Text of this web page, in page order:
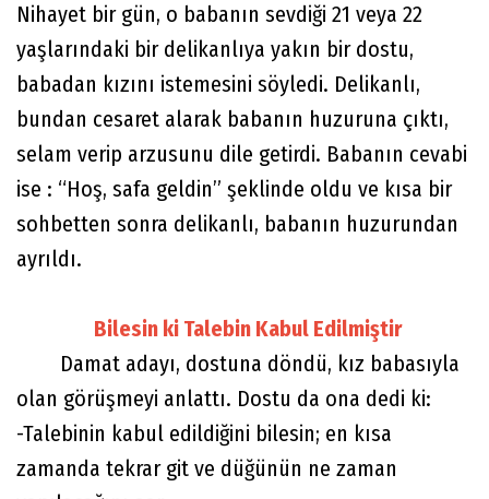
Nihayet bir gün, o babanın sevdiği 21 veya 22
yaşlarındaki bir delikanlıya yakın bir dostu,
babadan kızını istemesini söyledi. Delikanlı,
bundan cesaret alarak babanın huzuruna çıktı,
selam verip arzusunu dile getirdi. Babanın cevabi
ise : “Hoş, safa geldin” şeklinde oldu ve kısa bir
sohbetten sonra delikanlı, babanın huzurundan
ayrıldı.
Bilesin ki Talebin Kabul Edilmiştir
Damat adayı, dostuna döndü, kız babasıyla
olan görüşmeyi anlattı. Dostu da ona dedi ki:
-Talebinin kabul edildiğini bilesin; en kısa
zamanda tekrar git ve düğünün ne zaman